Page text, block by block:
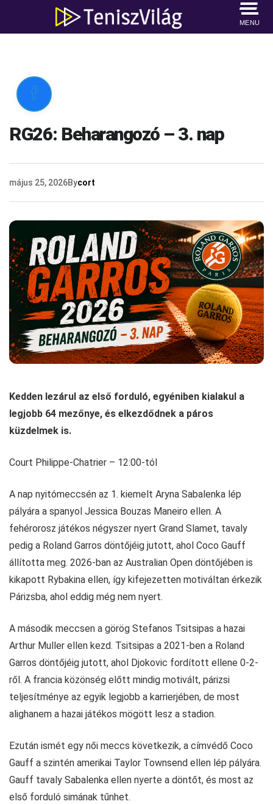
MENU

RG26: Beharangozó – 3. nap
május 25, 2026Bycort
Kedden lezárul az első forduló, egyéniben kialakul a
legjobb 64 mezőnye, és elkezdődnek a páros
küzdelmek is.
Court Philippe-Chatrier – 12:00-tól
A nap nyitómeccsén az 1. kiemelt Aryna Sabalenka lép
pályára a spanyol Jessica Bouzas Maneiro ellen. A
fehérorosz játékos négyszer nyert Grand Slamet, tavaly
pedig a Roland Garros döntőjéig jutott, ahol Coco Gauff
állította meg. 2026-ban az Australian Open döntőjében is
kikapott Rybakina ellen, így kifejezetten motiváltan érkezik
Párizsba, ahol eddig még nem nyert.
A második meccsen a görög Stefanos Tsitsipas a hazai
Arthur Muller ellen kezd. Tsitsipas a 2021-ben a Roland
Garros döntőjéig jutott, ahol Djokovic fordított ellene 0-2-
ről. A francia közönség előtt mindig motivált, párizsi
teljesítménye az egyik legjobb a karrierjében, de most
alighanem a hazai játékos mögött lesz a stadion.
Ezután ismét egy női meccs következik, a címvédő Coco
Gauff a szintén amerikai Taylor Townsend ellen lép pályára.
Gauff tavaly Sabalenka ellen nyerte a döntőt, és most az
első forduló simának tűnhet.